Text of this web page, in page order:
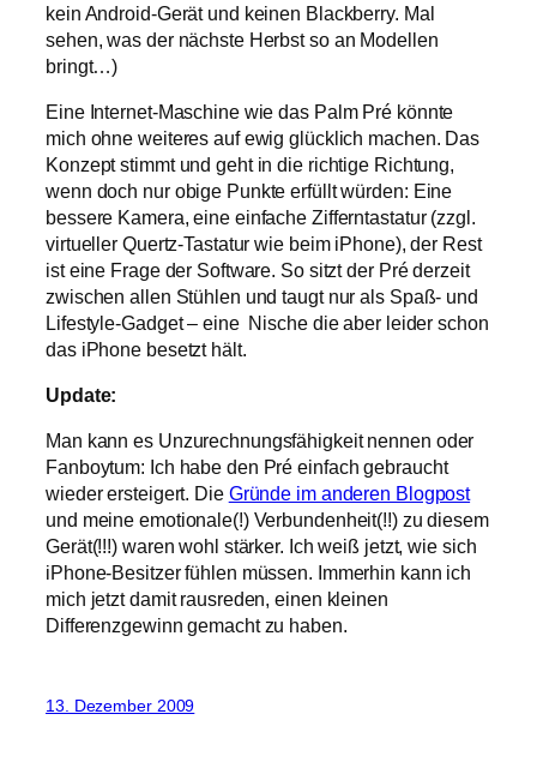
kein Android-Gerät und keinen Blackberry. Mal
sehen, was der nächste Herbst so an Modellen
bringt…)
Eine Internet-Maschine wie das Palm Pré könnte
mich ohne weiteres auf ewig glücklich machen. Das
Konzept stimmt und geht in die richtige Richtung,
wenn doch nur obige Punkte erfüllt würden: Eine
bessere Kamera, eine einfache Zifferntastatur (zzgl.
virtueller Quertz-Tastatur wie beim iPhone), der Rest
ist eine Frage der Software. So sitzt der Pré derzeit
zwischen allen Stühlen und taugt nur als Spaß- und
Lifestyle-Gadget – eine Nische die aber leider schon
das iPhone besetzt hält.
Update:
Man kann es Unzurechnungsfähigkeit nennen oder
Fanboytum: Ich habe den Pré einfach gebraucht
wieder ersteigert. Die Gründe im anderen Blogpost
und meine emotionale(!) Verbundenheit(!!) zu diesem
Gerät(!!!) waren wohl stärker. Ich weiß jetzt, wie sich
iPhone-Besitzer fühlen müssen. Immerhin kann ich
mich jetzt damit rausreden, einen kleinen
Differenzgewinn gemacht zu haben.
13. Dezember 2009